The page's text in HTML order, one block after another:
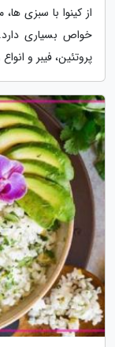
از کینوا با سبزی
خواص بسیاری
پروتئین، فیبر و